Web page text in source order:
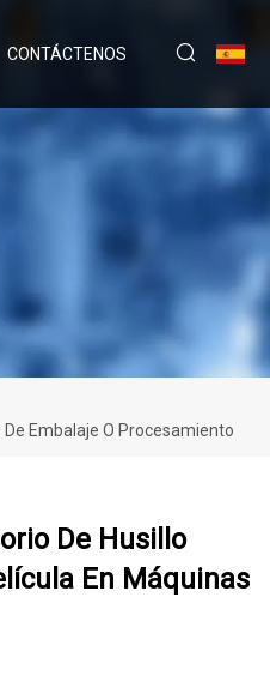
CONTÁCTENOS
Embalaje O Procesamiento
De Husillo
En Máquinas